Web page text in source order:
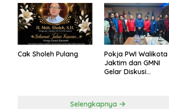
Cak Sholeh Pulang
Pokja PWI Walikota
Jaktim dan GMNI
Gelar Diskusi
Selengkapnya